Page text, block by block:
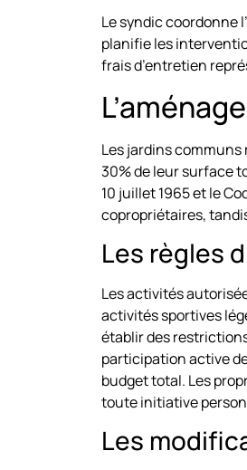
Le syndic coordonne
planifie les
frais d’entretien
Les jardins
30% de leur surface
10 juillet 1965 et le
copropriétaires,
Les règles
Les activités
activités sportives
établir des
participation active
budget total. Les
toute initiative
Les